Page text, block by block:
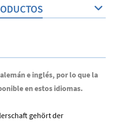
e inglés, por lo que la
en estos idiomas.
gehört der